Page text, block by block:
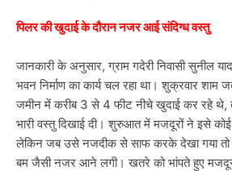
पिलर की खुदाई के दौरान नजर आई संदिग्ध वस्तु
जानकारी के अनुसार, ग्राम गदेरी निवासी सुनील
भवन निर्माण का कार्य चल रहा था। शुक्रवार शाम
जमीन में करीब 3 से 4 फीट नीचे खुदाई कर रहे थे,
भारी वस्तु दिखाई दी। शुरुआत में मजदूरों ने इसे कोई
लेकिन जब उसे नजदीक से साफ करके देखा गया
बम जैसी नजर आने लगी। खतरे को भांपते हुए